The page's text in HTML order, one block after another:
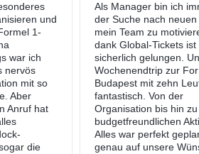
und
1-
war ich
nervös
mit so
Aber
Anruf hat
die
Als Manager bin ich
der Suche nach
mein Team zu
dank Global-Tickets ist
sicherlich gelungen.
Wochenendtrip zur
Budapest mit zehn
fantastisch. Von der
Organisation bis hin zu
budgetfreundlichen
Alles war perfekt
genau auf unsere